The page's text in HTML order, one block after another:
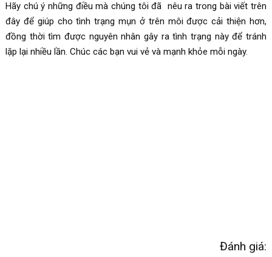
Hãy chú ý những điều mà chúng tôi đã nêu ra trong bài viết trên
đây để giúp cho tình trạng mụn ở trên môi được cải thiện hơn,
đồng thời tìm được nguyên nhân gây ra tình trạng này để tránh
lặp lại nhiều lần. Chúc các bạn vui vẻ và mạnh khỏe mỗi ngày.
Đánh giá: